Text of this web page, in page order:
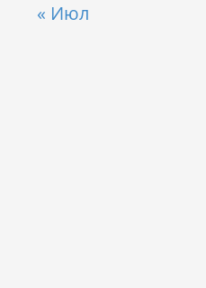
« Июл